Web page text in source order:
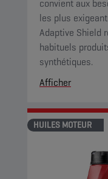
convient aux
les plus
Adaptive Shield
habituels
synthétiques.
Afficher
HUILES MOTEUR